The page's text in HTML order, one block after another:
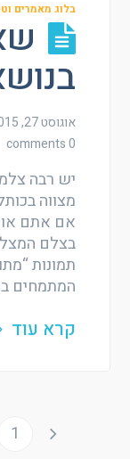
בלוג מאמרים
אוגוסט 27, 2015
0 comments
יש רבה
מצווה
אם אתם
בצלם
תמונות
המתמחים
קרא עוד
1